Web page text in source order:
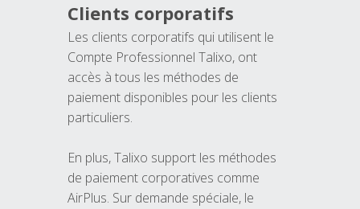
Clients corporatifs
Les clients corporatifs qui utilisent le
Compte Professionnel Talixo, ont
accès à tous les méthodes de
paiement disponibles pour les clients
particuliers.
En plus, Talixo support les méthodes
de paiement corporatives comme
AirPlus. Sur demande spéciale, le